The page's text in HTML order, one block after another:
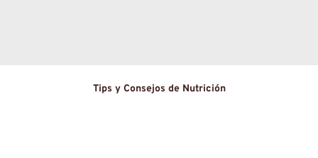
Tips y Consejos de Nutrición